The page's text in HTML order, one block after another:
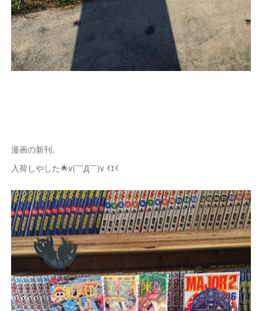
漫画の新刊。
入荷しやした🌟v(￣Д￣)v ｲｴｲ